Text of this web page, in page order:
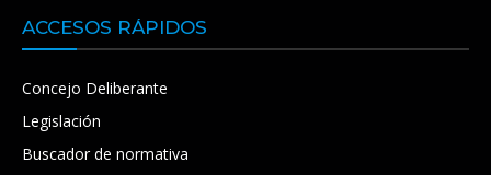
ACCESOS RÁPIDOS
Concejo Deliberante
Legislación
Buscador de normativa